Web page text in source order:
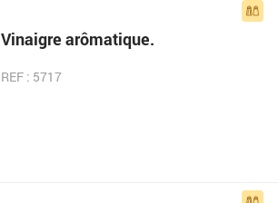
Vinaigre arômatique.
REF : 5717